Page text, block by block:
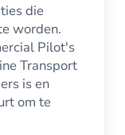
die
worden.
Pilot's
Transport
is en
om te